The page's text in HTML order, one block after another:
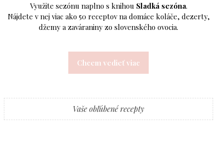
Využite sezónu naplno s knihou Sladká sezóna.
Nájdete v nej viac ako 50 receptov na domáce koláče, dezerty,
džemy a zaváraniny zo slovenského ovocia.
Chcem vedieť viac
Vaše obľúbené recepty